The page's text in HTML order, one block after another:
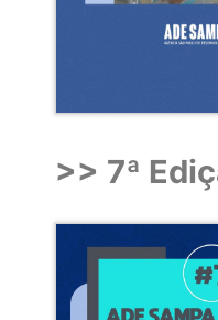
>> 7ª